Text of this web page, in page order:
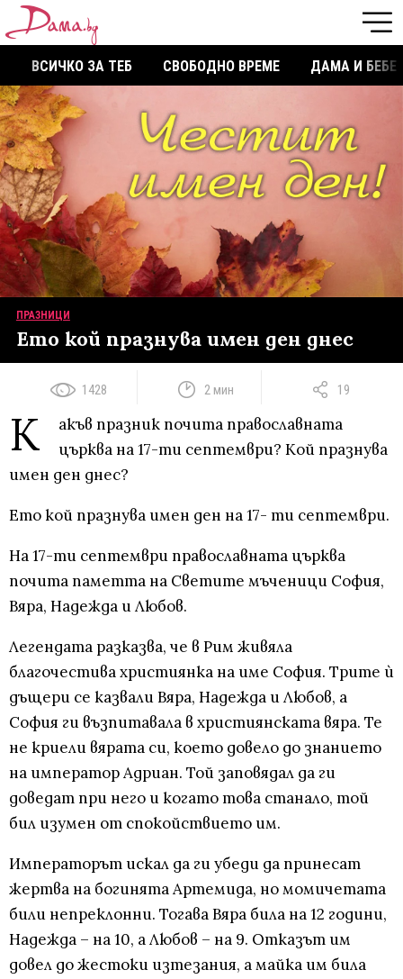
ВСИЧКО ЗА ТЕБ СВОБОДНО ВРЕМЕ ДАМА И БЕБЕ
ПРАЗНИЦИ
Ето кой празнува имен ден днес
1428 2 мин 19
К
акъв празник почита православната
църква на 17-ти септември? Кой празнува
имен ден днес?
Ето кой празнува имен ден на 17- ти септември.
На 17-ти септември православната църква
почита паметта на Светите мъченици София,
Вяра, Надежда и Любов.
Легендата разказва, че в Рим живяла
благочестива християнка на име София. Трите ѝ
дъщери се казвали Вяра, Надежда и Любов, а
София ги възпитавала в християнската вяра. Те
не криели вярата си, което довело до знанието
на император Адриан. Той заповядал да ги
доведат при него и когато това станало, той
бил изумен от спокойствието им.
Императорът искал да ги убеди да принесат
жертва на богинята Артемида, но момичетата
били непреклонни. Тогава Вяра била на 12 години,
Надежда – на 10, а Любов – на 9. Отказът им
довел до жестоки изтезания, а майка им била